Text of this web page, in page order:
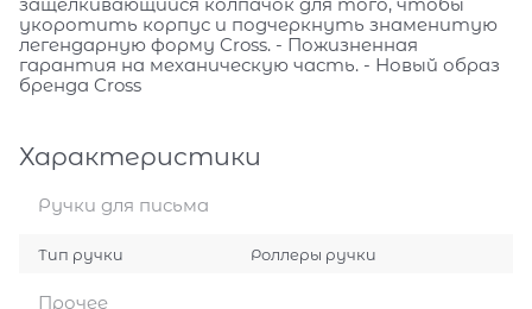
защелкивающийся колпачок для того, чтобы
укоротить корпус и подчеркнуть знаменитую
легендарную форму Cross. - Пожизненная
гарантия на механическую часть. - Новый образ
бренда Cross
Характеристики
Ручки для письма
Тип ручки Роллеры ручки
Прочее